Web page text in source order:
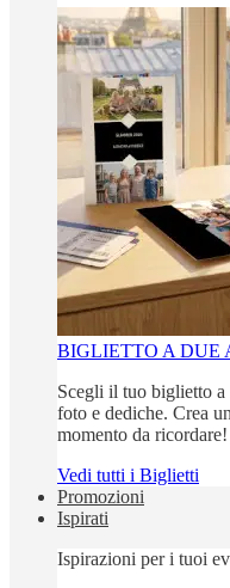
BIGLIETTO A DUE
Scegli il tuo biglietto a
foto e dediche. Crea
momento da ricordare!
Vedi tutti i Biglietti
Promozioni
Ispirati
Ispirazioni per i tuoi